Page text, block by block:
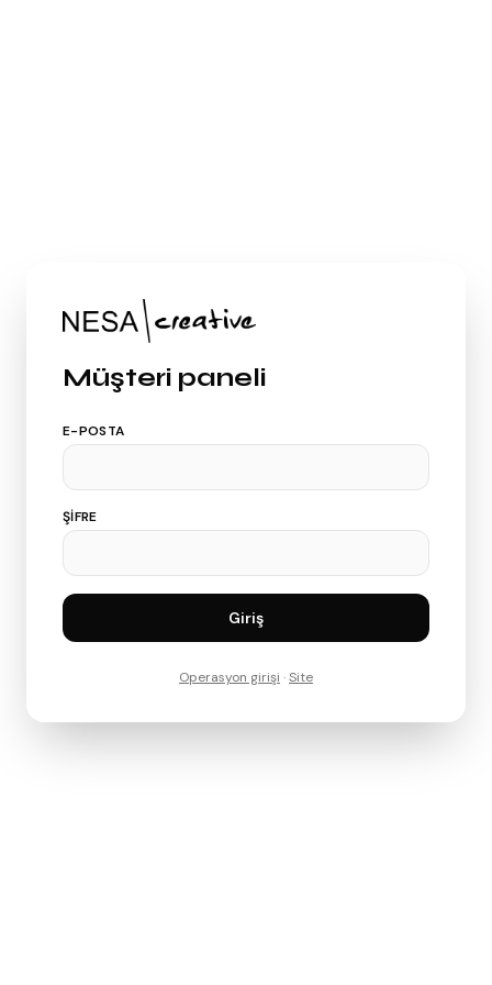
Müşteri paneli
E-POSTA
ŞIFRE
Giriş
Operasyon girişi ·Site